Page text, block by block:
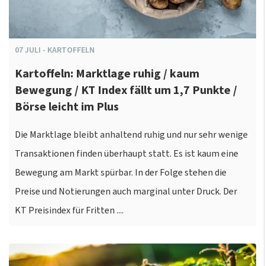
07JULI - KARTOFFELN
Kartoffeln: Marktlage ruhig / kaum
Bewegung / KT Index fällt um 1,7 Punkte /
Börse leicht im Plus
Die Marktlage bleibt anhaltend ruhig und nur sehr wenige
Transaktionen finden überhaupt statt. Es ist kaum eine
Bewegung am Markt spürbar. In der Folge stehen die
Preise und Notierungen auch marginal unter Druck. Der
KT Preisindex für Fritten ....